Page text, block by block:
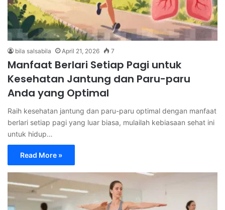
bila salsabila April 21, 2026 7
Manfaat Berlari Setiap Pagi untuk
Kesehatan Jantung dan Paru-paru
Anda yang Optimal
Raih kesehatan jantung dan paru-paru optimal dengan manfaat
berlari setiap pagi yang luar biasa, mulailah kebiasaan sehat ini
untuk hidup…
Read More »